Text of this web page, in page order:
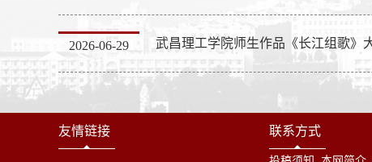
2026-06-29
友情链接 联系方式